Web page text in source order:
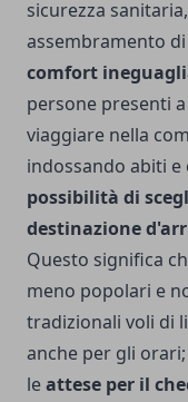
sicurezza
assembramento
comfort
persone presenti
viaggiare nella
indossando abiti e
possibilità di
destinazione
Questo significa
meno popolari e
tradizionali voli di
anche per gli orari;
leattese per il